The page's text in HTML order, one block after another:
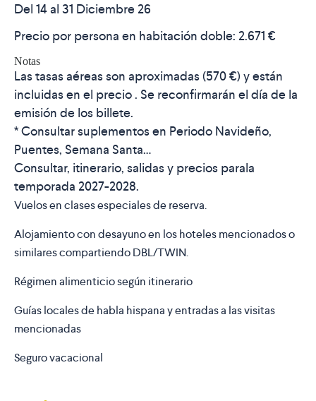
Del 14 al 31 Diciembre 26
Precio por persona en habitación doble: 2.671 €
Notas
Las tasas aéreas son aproximadas (570 €) y están
incluidas en el precio . Se reconfirmarán el día de la
emisión de los billete.
* Consultar suplementos en Periodo Navideño,
Puentes, Semana Santa…
Consultar, itinerario, salidas y precios parala
temporada 2027-2028.
Vuelos en clases especiales de reserva.
Alojamiento con desayuno en los hoteles mencionados o
similares compartiendo DBL/TWIN.
Régimen alimenticio según itinerario
Guías locales de habla hispana y entradas a las visitas
mencionadas
Seguro vacacional